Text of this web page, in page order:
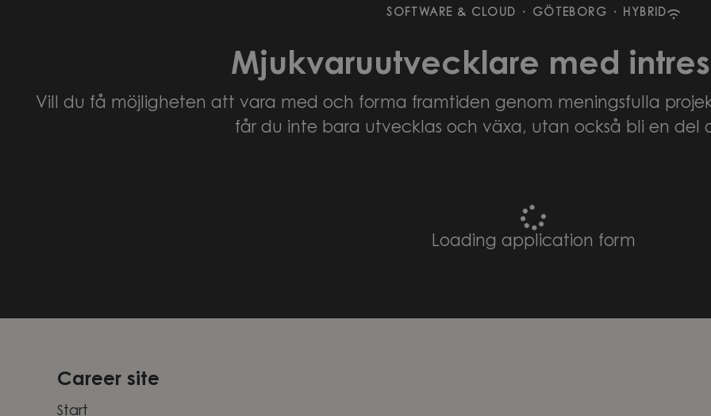
SOFTWARE & CLOUD · GÖTEBORG · HYBRID
Mjukvaruutvecklare med
Vill du få möjligheten att vara med och forma framtiden genom meningsfulla
får du inte bara utvecklas och växa, utan också bli en del
Loading application form
Career site
Start